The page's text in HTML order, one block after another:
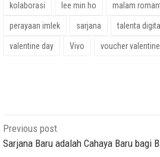
kolaborasi lee min ho malam
perayaan imlek sarjana talenta digital
valentine day Vivo voucher valentine
Post
navigation
Previous post
Sarjana Baru adalah Cahaya Baru bagi